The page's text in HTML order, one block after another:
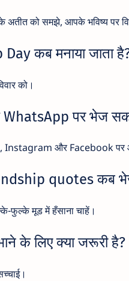
अतीत को समझे, आपके भविष्य पर
कब मनाया जाता
को।
WhatsApp पर भेज
Instagram और Facebook पर
quotes कब
फुल्के मूड में हँसाना चाहें।
के लिए क्या जरूरी है?